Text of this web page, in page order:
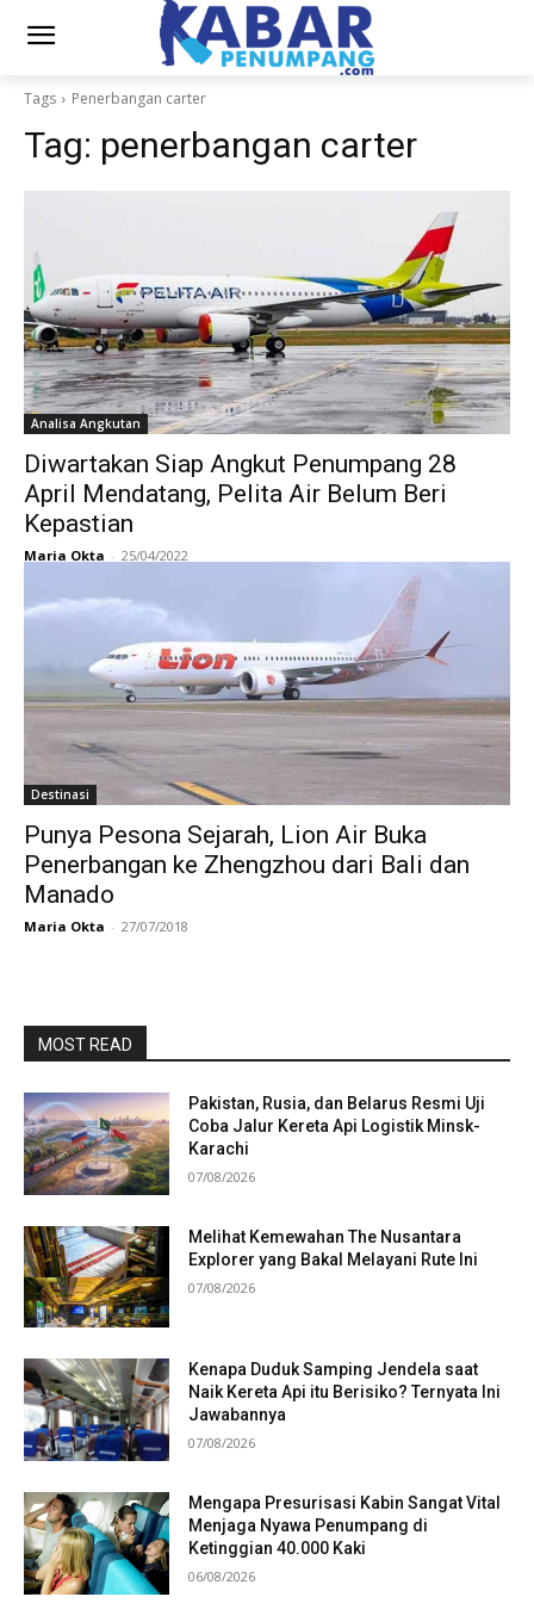
Tags Penerbangan carter
Tag: penerbangan carter
Analisa Angkutan
Diwartakan Siap Angkut Penumpang 28
April Mendatang, Pelita Air Belum Beri
Kepastian
Maria Okta - 25/04/2022
Destinasi
Punya Pesona Sejarah, Lion Air Buka
Penerbangan ke Zhengzhou dari Bali dan
Manado
Maria Okta - 27/07/2018
MOST READ
Pakistan, Rusia, dan Belarus Resmi Uji
Coba Jalur Kereta Api Logistik Minsk-
Karachi
07/08/2026
Melihat Kemewahan The Nusantara
Explorer yang Bakal Melayani Rute Ini
07/08/2026
Kenapa Duduk Samping Jendela saat
Naik Kereta Api itu Berisiko? Ternyata Ini
Jawabannya
07/08/2026
Mengapa Presurisasi Kabin Sangat Vital
Menjaga Nyawa Penumpang di
Ketinggian 40.000 Kaki
06/08/2026